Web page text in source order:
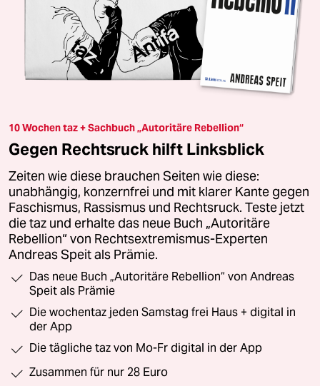
10 Wochen taz + Sachbuch „Autoritäre Rebellion“
Gegen Rechtsruck hilft Linksblick
Zeiten wie diese brauchen Seiten wie diese:
unabhängig, konzernfrei und mit klarer Kante gegen
Faschismus, Rassismus und Rechtsruck. Teste jetzt
die taz und erhalte das neue Buch „Autoritäre
Rebellion“ von Rechtsextremismus-Experten
Andreas Speit als Prämie.
Das neue Buch „Autoritäre Rebellion“ von Andreas
Speit als Prämie
Die wochentaz jeden Samstag frei Haus + digital in
der App
Die tägliche taz von Mo-Fr digital in der App
Zusammen für nur 28 Euro